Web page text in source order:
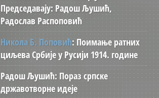
Председавају: Радош Љушић,
Радослав Распоповић
Никола Б. Поповић: Поимање ратних
циљева Србије у Русији 1914. године
Радош Љушић: Пораз српске
државотворне идеје